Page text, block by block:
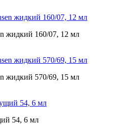
жидкий 160/07, 12 мл
жидкий 570/69, 15 мл
54, 6 мл